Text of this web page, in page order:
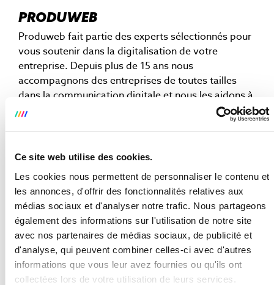
Ce site web utilise des cookies.
Les cookies nous permettent de personnaliser le contenu et
les annonces, d'offrir des fonctionnalités relatives aux
médias sociaux et d'analyser notre trafic. Nous partageons
également des informations sur l'utilisation de notre site
avec nos partenaires de médias sociaux, de publicité et
d'analyse, qui peuvent combiner celles-ci avec d'autres
informations que vous leur avez fournies ou qu'ils ont
collectées lors de votre utilisation de leurs services.
PRODUWEB
Produweb fait partie des experts sélectionnés pour
vous soutenir dans la digitalisation de votre
entreprise. Depuis plus de 15 ans nous
accompagnons des entreprises de toutes tailles
dans la communication digitale et nous les aidons à
atteindre leurs objectifs (augmenter le chiffre
numéro de téléphone et nous vous contacterons
rapidement.
CONTACTEZ-NOUS !
Vous cherchez une personne de contact ?
William Bovy se tient à votre diposition parvoir
l'emailou via LinkedIn. N’hésitez pas à prendre